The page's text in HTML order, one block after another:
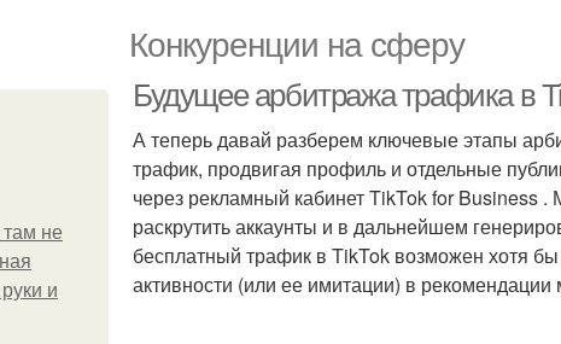
Конкуренции на сферу
не
и
Будущее арбитража трафика в
А теперь давай разберем ключевые этапы
трафик, продвигая профиль и отдельные
через рекламный кабинет TikTok for Business
раскрутить аккаунты и в дальнейшем
бесплатный трафик в TikTok возможен хотя
активности (или ее имитации) в